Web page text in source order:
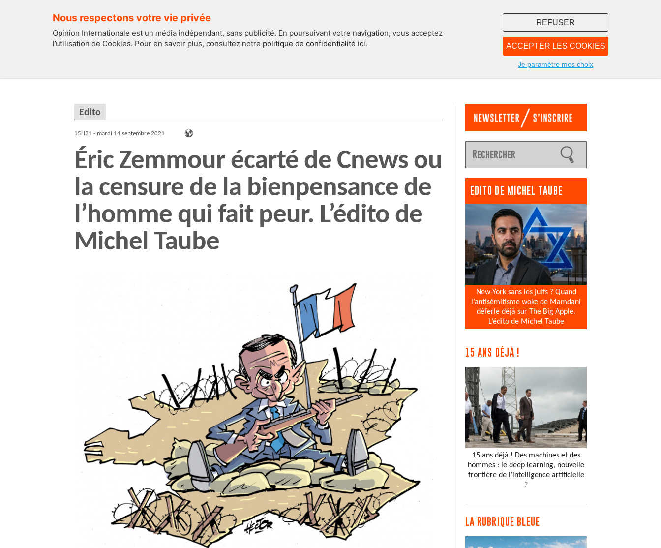
Nous respectons votre vie privée
Opinion Internationale est un média indépendant, sans publicité. En poursuivant votre navigation, vous acceptez
l’utilisation de Cookies. Pour en savoir plus, consultez notre politique de confidentialité ici. ACCEPTER LES COOKIES
REFUSER
Je paramètre mes choix
NOUS
Edito
15H31 - mardi 14 septembre 2021
Éric Zemmour écarté de Cnews ou
la censure de la bienpensance de
l’homme qui fait peur. L’édito de
Michel Taube
EDITO DE MICHEL TAUBE
New-York sans les juifs ? Quand
l’antisémitisme woke de Mamdani
déferle déjà sur The Big Apple.
L’édito de Michel Taube
15 ANS DÉJÀ !
15 ans déjà ! Des machines et des
hommes : le deep learning, nouvelle
frontière de l’intelligence artificielle
?
LA RUBRIQUE BLEUE